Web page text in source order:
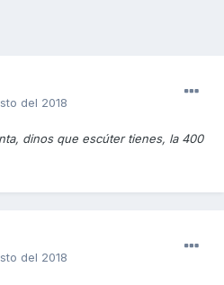
del 2018
dinos que escúter tienes, la 400
del 2018